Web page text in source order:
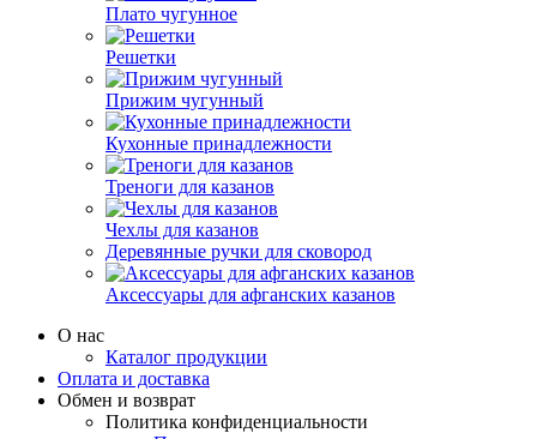
Плато чугунное
Решетки
Прижим чугунный
Кухонные принадлежности
Треноги для казанов
Чехлы для казанов
Деревянные ручки для сковород
Аксессуары для афганских казанов
О нас
Каталог продукции
Оплата и доставка
Обмен и возврат
Политика конфиденциальности